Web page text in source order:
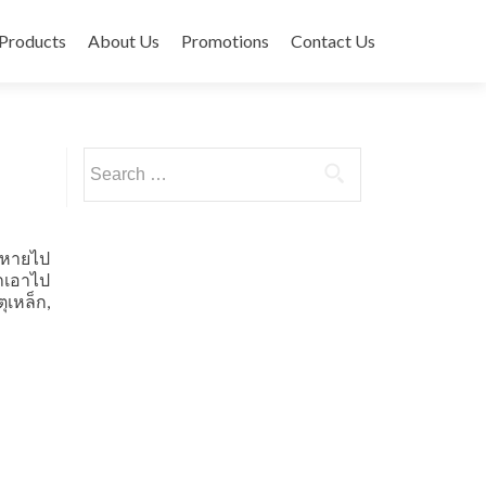
Products About Us Promotions Contact Us
ายไป
อาไป
หล็ก,